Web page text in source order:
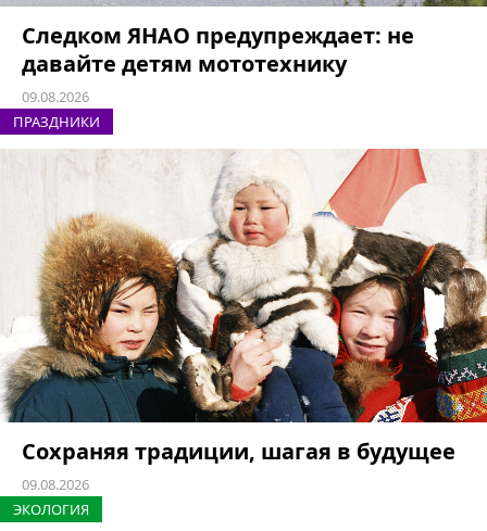
Следком ЯНАО предупреждает: не
давайте детям мототехнику
09.08.2026
ПРАЗДНИКИ
Сохраняя традиции, шагая в будущее
09.08.2026
ЭКОЛОГИЯ